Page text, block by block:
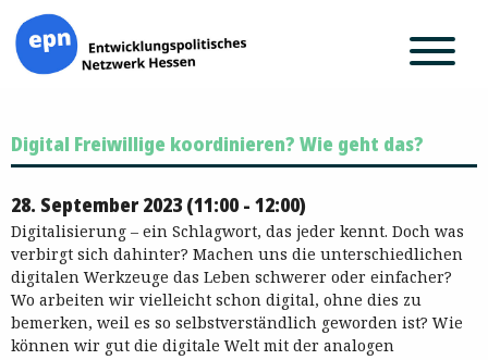
Inhalt
springen
Digital Freiwillige koordinieren? Wie geht das?
28. September 2023 (11:00 - 12:00)
Digitalisierung – ein Schlagwort, das jeder kennt. Doch was
verbirgt sich dahinter? Machen uns die unterschiedlichen
digitalen Werkzeuge das Leben schwerer oder einfacher?
Wo arbeiten wir vielleicht schon digital, ohne dies zu
bemerken, weil es so selbstverständlich geworden ist? Wie
können wir gut die digitale Welt mit der analogen